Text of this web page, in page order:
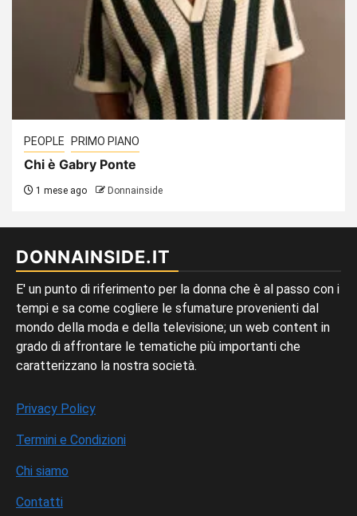
PEOPLE PRIMO PIANO
Chi è Gabry Ponte
1 mese ago Donnainside
DONNAINSIDE.IT
E' un punto di riferimento per la donna che è al passo con i
tempi e sa come cogliere le sfumature provenienti dal
mondo della moda e della televisione; un web content in
grado di affrontare le tematiche più importanti che
caratterizzano la nostra società.
Privacy Policy
Termini e Condizioni
Chi siamo
Contatti